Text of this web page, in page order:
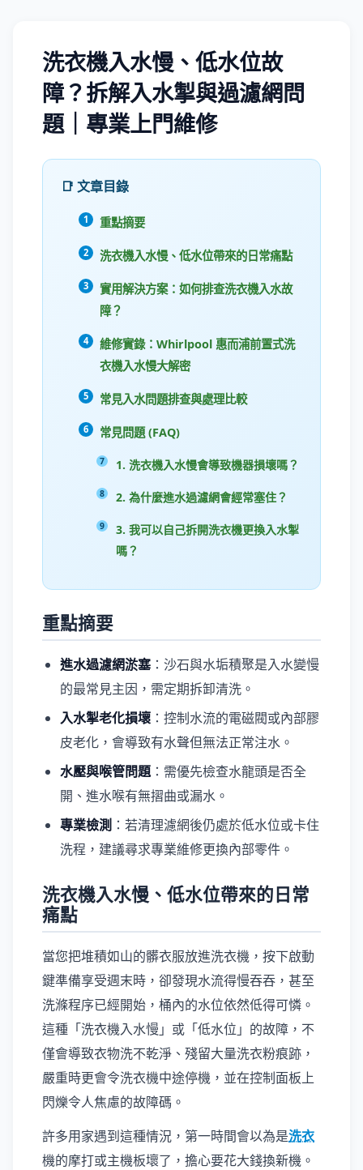
洗衣機入水慢、低水位故
障？拆解入水掣與過濾網問
題｜專業上門維修
📑 文章目錄
重點摘要
洗衣機入水慢、低水位帶來的日常痛點
實用解決方案：如何排查洗衣機入水故
障？
維修實錄：Whirlpool 惠而浦前置式洗
衣機入水慢大解密
常見入水問題排查與處理比較
常見問題 (FAQ)
1. 洗衣機入水慢會導致機器損壞嗎？
2. 為什麼進水過濾網會經常塞住？
3. 我可以自己拆開洗衣機更換入水掣
嗎？
重點摘要
進水過濾網淤塞 ：沙石與水垢積聚是入水變慢
的最常見主因，需定期拆卸清洗。
入水掣老化損壞 ：控制水流的電磁閥或內部膠
皮老化，會導致有水聲但無法正常注水。
水壓與喉管問題：需優先檢查水龍頭是否全
開、進水喉有無摺曲或漏水。
專業檢測 ：若清理濾網後仍處於低水位或卡住
洗程，建議尋求專業維修更換內部零件。
洗衣機入水慢、低水位帶來的日常
痛點
當您把堆積如山的髒衣服放進洗衣機，按下啟動
鍵準備享受週末時，卻發現水流得慢吞吞，甚至
洗滌程序已經開始，桶內的水位依然低得可憐。
這種「洗衣機入水慢」或「低水位」的故障，不
僅會導致衣物洗不乾淨、殘留大量洗衣粉痕跡，
嚴重時更會令洗衣機中途停機，並在控制面板上
閃爍令人焦慮的故障碼。
許多用家遇到這種情況，第一時間會以為是洗衣
機的摩打或主機板壞了，擔心要花大錢換新機。